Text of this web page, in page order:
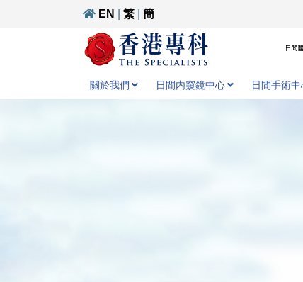
EN 繁 簡
日間
關於我們 日間内窺鏡中心 日間手術中